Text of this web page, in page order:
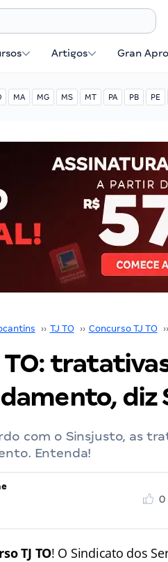
Artigos Gran
MA MG MS MT PA PB PE
›› TJ TO ›› Concurso TJ TO ››
TO:
diz
com o Sinsjusto, as
Entenda!
0
TJ TO! O Sindicato dos